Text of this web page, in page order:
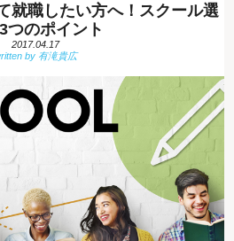
就職したい方へ！スクール選
つのポイント
2017.04.17